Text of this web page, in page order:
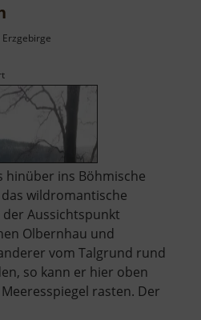
hinüber ins Böhmische
wildromantische
Aussichtspunkt
Olbernhau und
vom Talgrund rund
so kann er hier oben
rasten. Der